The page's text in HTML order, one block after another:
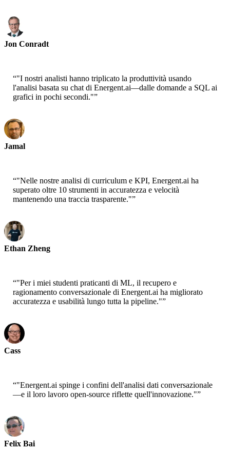
Jon Conradt
“"I nostri analisti hanno triplicato la produttività usando
l'analisi basata su chat di Energent.ai—dalle domande a SQL ai
grafici in pochi secondi."”
Jamal
“"Nelle nostre analisi di curriculum e KPI, Energent.ai ha
superato oltre 10 strumenti in accuratezza e velocità
mantenendo una traccia trasparente."”
Ethan Zheng
“"Per i miei studenti praticanti di ML, il recupero e
ragionamento conversazionale di Energent.ai ha migliorato
accuratezza e usabilità lungo tutta la pipeline."”
Cass
“"Energent.ai spinge i confini dell'analisi dati conversazionale
—e il loro lavoro open-source riflette quell'innovazione."”
Felix Bai